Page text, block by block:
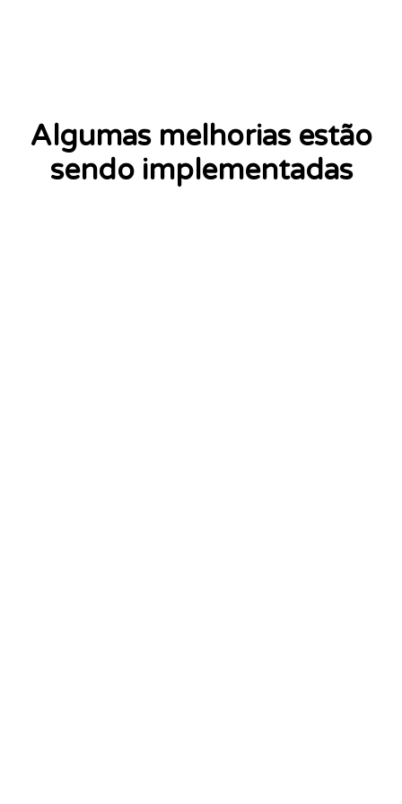
Algumas melhorias estão
sendo implementadas